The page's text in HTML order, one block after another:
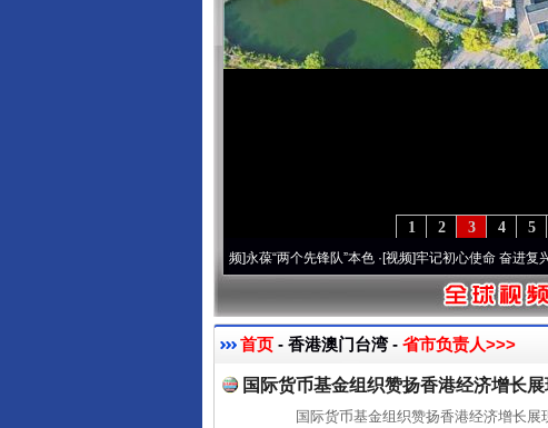
5
4
3
2
1
永葆“两个先锋队”本色·[视频]牢记初心使命 奋进复兴征程
首页 - 香港澳门台湾 - 省市负责人>>>
国际货币基金组织赞扬香港经济增长
国际货币基金组织赞扬香港经济增长展